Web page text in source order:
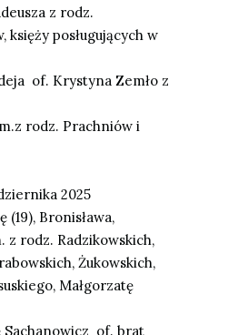
z rodz.
księży posługujących w
of. Krystyna Zemło z
rodz. Prachniów i
2025
(19), Bronisława,
z rodz. Radzikowskich,
Żukowskich,
Małgorzatę
Sachanowicz of. brat